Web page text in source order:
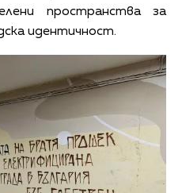
пространства за
идентичност.